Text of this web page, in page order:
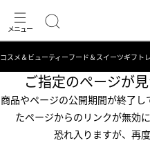
コスメ＆ビューティーフード＆スイーツギフト
ご指定のぺージが
商品やページの公開期間が終了
たページからのリンクが無効
恐れ入りますが、再